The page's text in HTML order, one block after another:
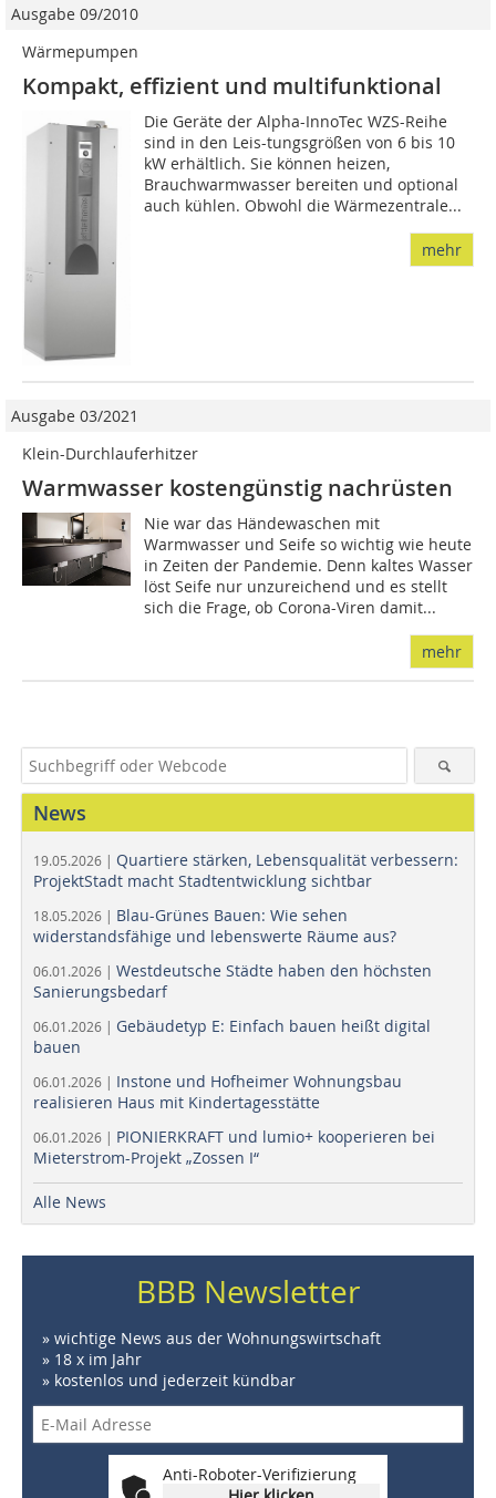
Ausgabe 09/2010
Wärmepumpen
Kompakt, effizient und multifunktional
Die Geräte der Alpha-InnoTec WZS-Reihe
sind in den Leis-tungsgrößen von 6 bis 10
kW erhältlich. Sie können heizen,
Brauchwarmwasser bereiten und optional
auch kühlen. Obwohl die Wärmezentrale...
mehr
Ausgabe 03/2021
Klein-Durchlauferhitzer
Warmwasser kostengünstig nachrüsten
Nie war das Händewaschen mit
Warmwasser und Seife so wichtig wie heute
in Zeiten der Pandemie. Denn kaltes Wasser
löst Seife nur unzureichend und es stellt
sich die Frage, ob Corona-Viren damit...
mehr
News
19.05.2026 | Quartiere stärken, Lebensqualität verbessern:
ProjektStadt macht Stadtentwicklung sichtbar
18.05.2026 | Blau-Grünes Bauen: Wie sehen
widerstandsfähige und lebenswerte Räume aus?
06.01.2026 | Westdeutsche Städte haben den höchsten
Sanierungsbedarf
06.01.2026 | Gebäudetyp E: Einfach bauen heißt digital
bauen
06.01.2026 | Instone und Hofheimer Wohnungsbau
realisieren Haus mit Kindertagesstätte
06.01.2026 | PIONIERKRAFT und lumio+ kooperieren bei
Mieterstrom-Projekt „Zossen I“
Alle News
BBB Newsletter
» wichtige News aus der Wohnungswirtschaft
» 18 x im Jahr
» kostenlos und jederzeit kündbar
Anti-Roboter-Verifizierung